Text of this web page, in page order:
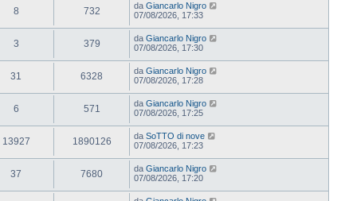
8 732 da Giancarlo Nigro
07/08/2026, 17:33
3 379 da Giancarlo Nigro
07/08/2026, 17:30
31 6328 da Giancarlo Nigro
07/08/2026, 17:28
6 571 da Giancarlo Nigro
07/08/2026, 17:25
13927 1890126 da SoTTO di nove
07/08/2026, 17:23
37 7680 da Giancarlo Nigro
07/08/2026, 17:20